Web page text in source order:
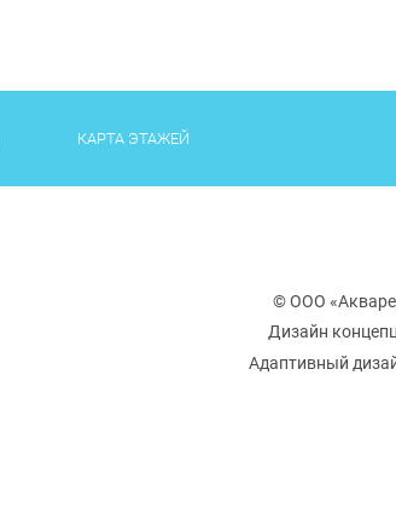
КАРТА ЭТАЖЕЙ
© ООО
Дизайн
Адаптивный